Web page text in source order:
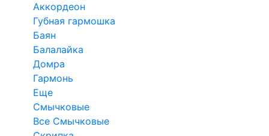
Аккордеон
Губная гармошка
Баян
Балалайка
Домра
Гармонь
Еще
Смычковые
Все Смычковые